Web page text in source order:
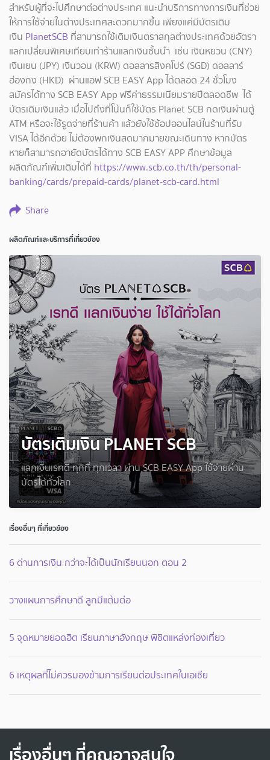
สำหรับผู้ที่จะไปศึกษาต่อต่างประเทศ แนะนำบริการทางการเงินที่ช่วย
ให้การใช้จ่ายในต่างประเทศสะดวกมากขึ้น เพียงแค่มีบัตรเติม
เงิน PlanetSCB ที่สามารถใช้เติมเงินตราสกุลต่างประเทศด้วยอัตรา
แลกเปลี่ยนพิเศษเทียบเท่าร้านแลกเงินชั้นนำ เช่น เงินหยวน (CNY)
เงินเยน (JPY) เงินวอน (KRW) ดอลลารสิงคโปร์ (SGD) ดอลลาร์
ฮ่องกง (HKD) ผ่านแอฟ SCB EASY App ได้ตลอด 24 ชั่วโมง
สมัครได้ทาง SCB EASY App ฟรีค่าธรรมเนียมรายปีตลอดชีพ ได้
บัตรเติมเงินแล้ว เมื่อไปถึงที่โน้นก็ใช้บัตร Planet SCB กดเงินผ่านตู้
ATM หรือจะใช้รูดจ่ายที่ร้านค้า แล้วยังใช้ช้อปออนไลน์ในร้านที่รับ
VISA ได้อีกด้วย ไม่ต้องพกเงินสดมากมายขณะเดินทาง หากบัตร
หายก็สามารถอายัดบัตรได้ทาง SCB EASY APP ศึกษาข้อมูล
ผลิตภัณฑ์เพิ่มเติมได้ที่ https://www.scb.co.th/th/personal-
banking/cards/prepaid-cards/planet-scb-card.html
Share
ผลิตภัณฑ์และบริการที่เกี่ยวข้อง
บัตรเติมเงิน PLANET SCB
แลกเงินเรทดี ทุกที่ ทุกเวลา ผ่าน SCB EASY App ใช้จ่ายผ่าน
บัตรได้ทั่วโลก
เรื่องอื่นๆ ที่เกี่ยวข้อง
6 ด่านการเงิน กว่าจะได้เป็นนักเรียนนอก ตอน 2
วางแผนการศึกษาดี ลูกมีแต้มต่อ
5 จุดหมายยอดฮิต เรียนภาษาอังกฤษ พิชิตแหล่งท่องเที่ยว
6 เหตุผลที่ไม่ควรมองข้ามการเรียนต่อประเทศในเอเชีย